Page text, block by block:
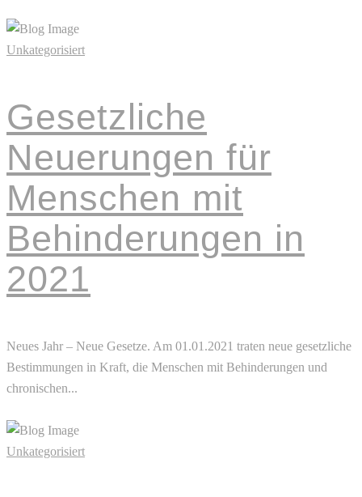
Unkategorisiert
Gesetzliche
Neuerungen für
Menschen mit
Behinderungen in
2021
Neues Jahr – Neue Gesetze. Am 01.01.2021 traten neue gesetzliche
Bestimmungen in Kraft, die Menschen mit Behinderungen und
chronischen...
Unkategorisiert